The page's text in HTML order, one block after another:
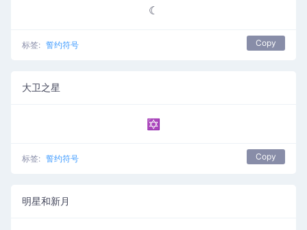
☾
标签: 誓约符号 Copy
大卫之星
✡
标签: 誓约符号 Copy
明星和新月